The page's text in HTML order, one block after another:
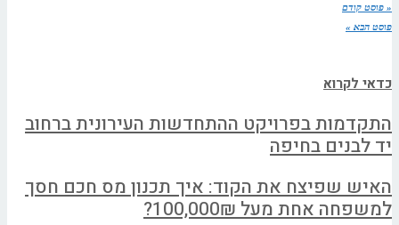
« פוסט קודם
פוסט הבא »
כדאי לקרוא
התקדמות בפרויקט ההתחדשות העירונית ברחוב
יד לבנים בחיפה
האיש שפיצח את הקוד: איך תכנון מס חכם חסך
למשפחה אחת מעל 100,000₪?